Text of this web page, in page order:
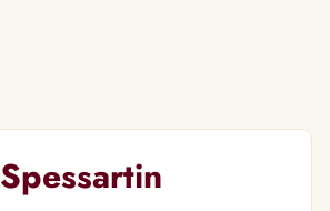
Spessartin